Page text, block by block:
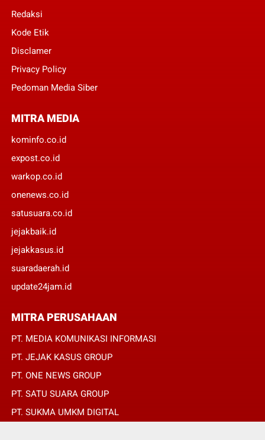
Redaksi
Kode Etik
Disclamer
Privacy Policy
Pedoman Media Siber
MITRA MEDIA
kominfo.co.id
expost.co.id
warkop.co.id
onenews.co.id
satusuara.co.id
jejakbaik.id
jejakkasus.id
suaradaerah.id
update24jam.id
MITRA PERUSAHAAN
PT. MEDIA KOMUNIKASI INFORMASI
PT. JEJAK KASUS GROUP
PT. ONE NEWS GROUP
PT. SATU SUARA GROUP
PT. SUKMA UMKM DIGITAL